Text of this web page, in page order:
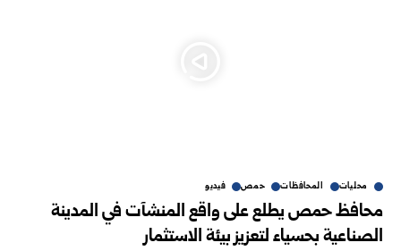
محليات المحافظات حمص فيديو
محافظ حمص يطلع على واقع المنشآت في المدينة
الصناعية بحسياء لتعزيز بيئة الاستثمار